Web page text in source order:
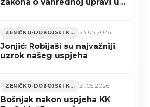
zakona o vanrednoj upravi u
ZENIČKO-DOBOJSKI KANTON 23.05.2026
Jonjić: Robijaši su najvažniji
uzrok našeg uspjeha
ZENIČKO-DOBOJSKI KANTON 21.05.2026
Bošnjak nakon uspjeha KK